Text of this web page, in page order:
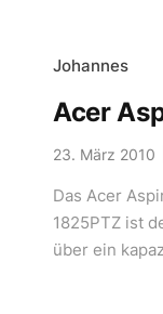
Johannes
Acer
23. März 2010
Das Acer
1825PTZ ist
über ein